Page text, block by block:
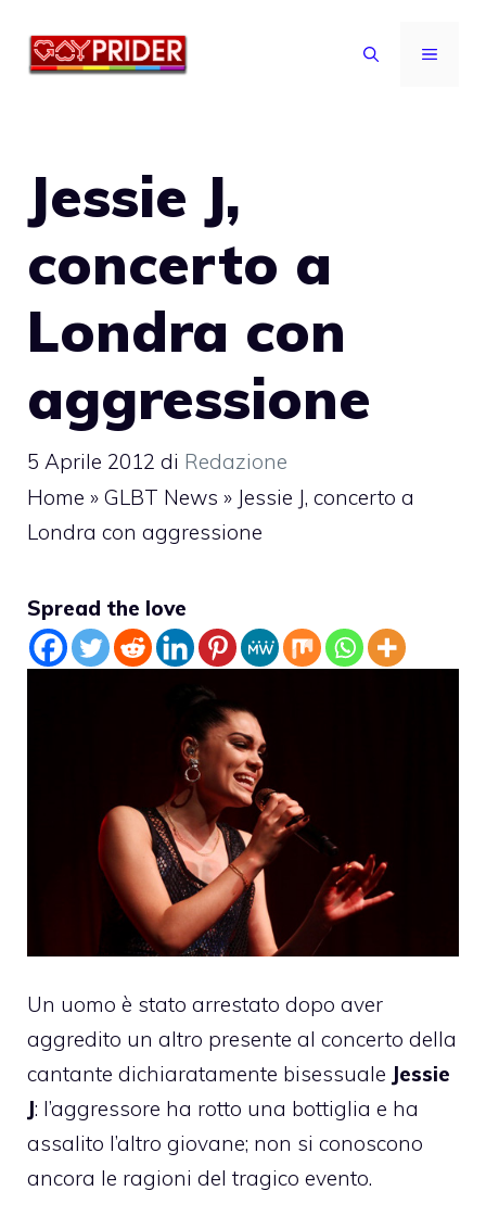
MENU
Jessie J,
concerto a
Londra con
aggressione
5 Aprile 2012 di Redazione
Home » GLBT News » Jessie J, concerto a
Londra con aggressione
Spread the love
Un uomo è stato arrestato dopo aver
aggredito un altro presente al concerto della
cantante dichiaratamente bisessuale Jessie
J: l’aggressore ha rotto una bottiglia e ha
assalito l’altro giovane; non si conoscono
ancora le ragioni del tragico evento.